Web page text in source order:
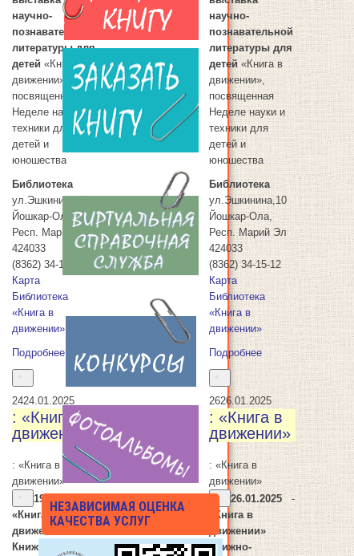
научно-
познавательной
литературы для
детей «Книга в
движении»,
посвященная
Неделе науки и
техники для
детей и
юношества
Библиотека
ул.Эшкинина,10
Йошкар-Ола,
Респ. Марий Эл
424033
(8362) 34-15-12
Карта
Библиотека
«Книга в
движении»
Подробнее
научно-
познавательной
литературы для
детей «Книга в
движении»,
посвященная
Неделе науки и
техники для
детей и
юношества
Библиотека
ул.Эшкинина,10
Йошкар-Ола,
Респ. Марий Эл
424033
(8362) 34-15-12
Карта
Библиотека
«Книга в
движении»
Подробнее
2424.01.2025
: «Книга в
движении»
: «Книга в
движении»
19.01.2025
-
«Книга в
движении»
Книжно-
2626.01.2025
: «Книга в
движении»
: «Книга в
движении»
26.01.2025
-
«Книга в
движении»
Книжно-
НЕЗАВИСИМАЯ ОЦЕНКА
КАЧЕСТВА УСЛУГ